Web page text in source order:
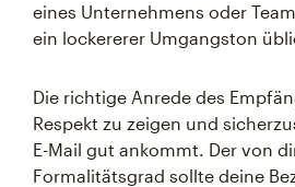
eines Unternehmens oder
ein lockererer Umgangston
Die richtige Anrede des
Respekt zu zeigen und
E-Mail gut ankommt. Der von
Formalitätsgrad sollte deine